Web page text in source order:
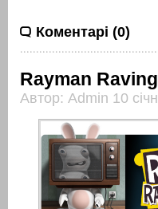
Коментарі (0)
Rayman
Автор: Admin 10